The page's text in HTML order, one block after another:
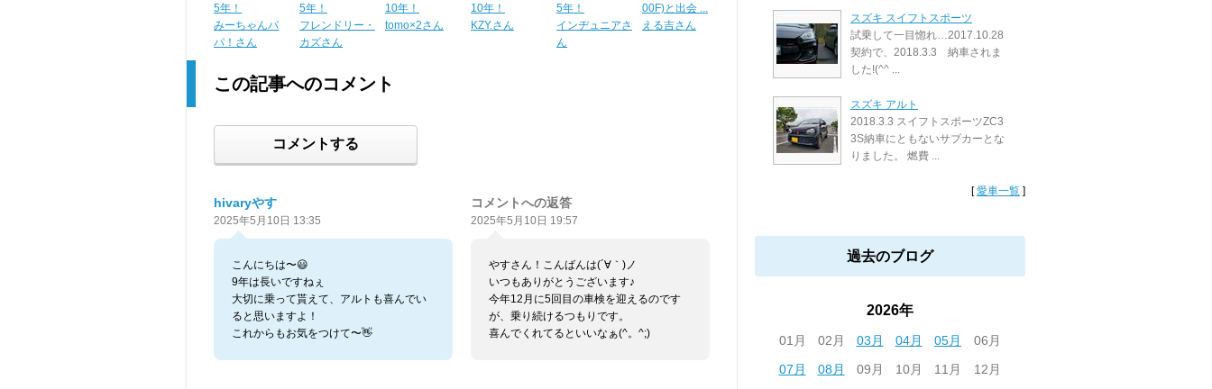
5年！
みーちゃんパ
パ！さん
5年！
フレンドリー・
カズさん
10年！
tomo×2さん
10年！
KZY.さん
5年！
インヂュニアさ
ん
00F)と出会 ...
える吉さん
この記事へのコメント
コメントする
hivaryやす
2025年5月10日 13:35
こんにちは〜😃
9年は長いですねぇ
大切に乗って貰えて、アルトも喜んでい
ると思いますよ！
これからもお気をつけて〜👋
コメントへの返答
2025年5月10日 19:57
やすさん！こんばんは(´∀｀)ノ
いつもありがとうございます♪
今年12月に5回目の車検を迎えるのです
が、乗り続けるつもりです。
喜んでくれてるといいなぁ(^。^;)
スズキ スイフトスポーツ
試乗して一目惚れ…2017.10.28
契約で、2018.3.3 納車されま
した!(^^ ...
スズキ アルト
2018.3.3 スイフトスポーツZC3
3S納車にともないサブカーとな
りました。 燃費 ...
[愛車一覧 ]
過去のブログ
2026年
01月 02月 03月 04月 05月
06月
07月
08月 09月 10月 11月 12月